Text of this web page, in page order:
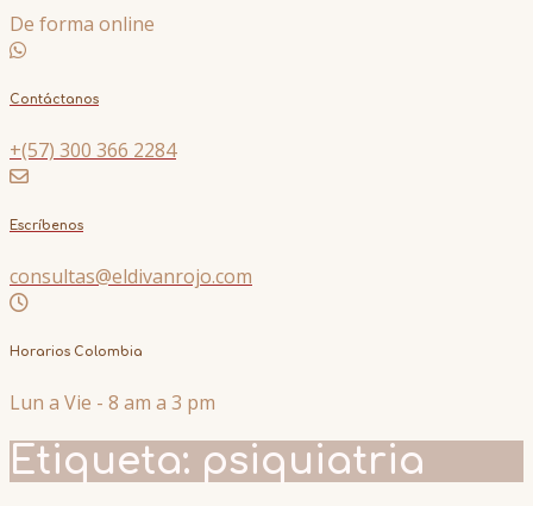
De forma online
Contáctanos
+(57) 300 366 2284
Escríbenos
consultas@eldivanrojo.com
Horarios Colombia
Lun a Vie - 8 am a 3 pm
Etiqueta: psiquiatria